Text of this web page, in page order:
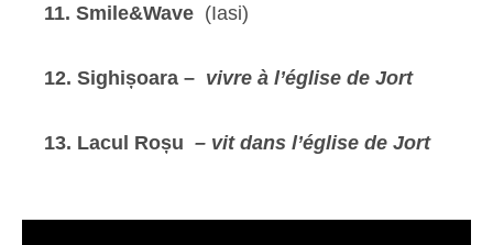
11. Smile&Wave (Iasi)
12. Sighișoara – vivre à l’église de Jort
13. Lacul Roșu – vit dans l’église de Jort